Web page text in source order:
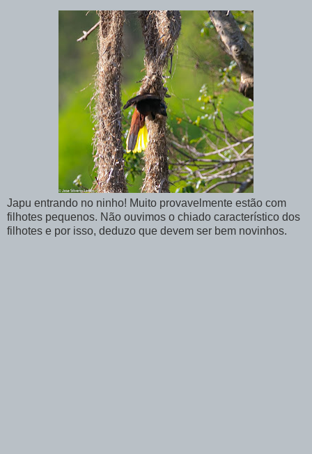
Japu entrando no ninho! Muito provavelmente estão com
filhotes pequenos. Não ouvimos o chiado característico dos
filhotes e por isso, deduzo que devem ser bem novinhos.